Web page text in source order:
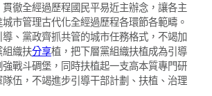
徹全經過歷程國民平易近主辦念，讓各主
市管理古代化全經過歷程各環節各範疇。
、黨政齊抓共管的城市任務格式，不竭加
組織扶分享植，把下層黨組織扶植成為引導
戰斗碉堡，同時扶植起一支高本質專門研
伍，不竭進步引導干部計劃、扶植、治理